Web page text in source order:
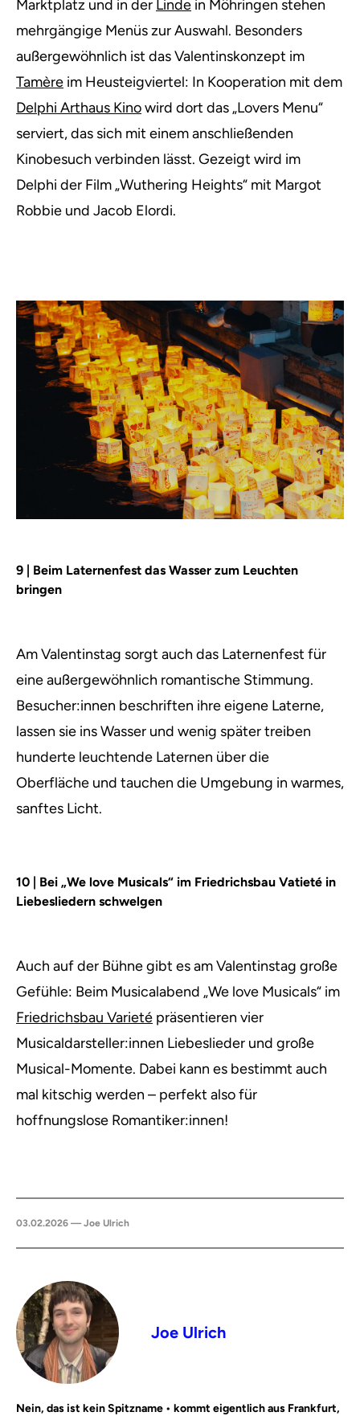
Marktplatz und in der Linde in Möhringen stehen
mehrgängige Menüs zur Auswahl. Besonders
außergewöhnlich ist das Valentinskonzept im
Tamère im Heusteigviertel: In Kooperation mit dem
Delphi Arthaus Kinowird dort das „Lovers Menu“
serviert, das sich mit einem anschließenden
Kinobesuch verbinden lässt. Gezeigt wird im
Delphi der Film „Wuthering Heights“ mit Margot
Robbie und Jacob Elordi.
9 | Beim Laternenfest das Wasser zum Leuchten
bringen
Am Valentinstag sorgt auch das Laternenfest für
eine außergewöhnlich romantische Stimmung.
Besucher:innen beschriften ihre eigene Laterne,
lassen sie ins Wasser und wenig später treiben
hunderte leuchtende Laternen über die
Oberfläche und tauchen die Umgebung in warmes,
sanftes Licht.
10 | Bei „We love Musicals“ im Friedrichsbau Vatieté in
Liebesliedern schwelgen
Auch auf der Bühne gibt es am Valentinstag große
Gefühle: Beim Musicalabend „We love Musicals“ im
Friedrichsbau Varieté präsentieren vier
Musicaldarsteller:innen Liebeslieder und große
Musical-Momente. Dabei kann es bestimmt auch
mal kitschig werden – perfekt also für
hoffnungslose Romantiker:innen!
03.02.2026 — Joe Ulrich
Joe Ulrich
Nein, das ist kein Spitzname • kommt eigentlich aus Frankfurt,